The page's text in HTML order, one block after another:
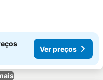
Ver preços